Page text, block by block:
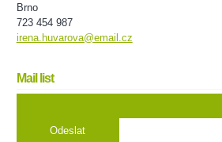
Brno
723 454 987
irena.huvarova@email.cz
Mail list